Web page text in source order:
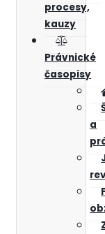
procesy,
kauzy
Právnické
časopisy
a